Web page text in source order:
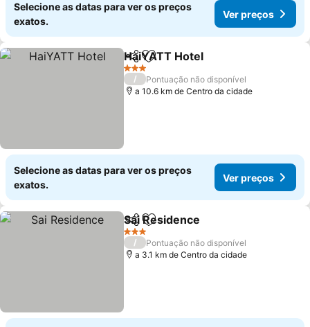
Selecione as datas para ver os preços
exatos.
Ver preços
PartilharAdicionar aos favoritos
HaiYATT Hotel
3 Estrelas
/
Pontuação não disponível
a 10.6 km de Centro da cidade
Selecione as datas para ver os preços
exatos.
Ver preços
PartilharAdicionar aos favoritos
Sai Residence
3 Estrelas
/
Pontuação não disponível
a 3.1 km de Centro da cidade